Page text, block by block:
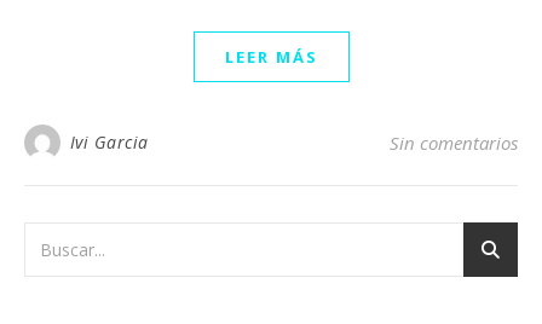
LEER MÁS
Ivi Garcia Sin comentarios